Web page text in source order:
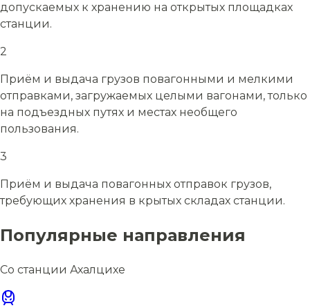
допускаемых к хранению на открытых площадках
станции.
2
Приём и выдача грузов повагонными и мелкими
отправками, загружаемых целыми вагонами, только
на подъездных путях и местах необщего
пользования.
3
Приём и выдача повагонных отправок грузов,
требующих хранения в крытых складах станции.
Популярные направления
Со станции Ахалцихе